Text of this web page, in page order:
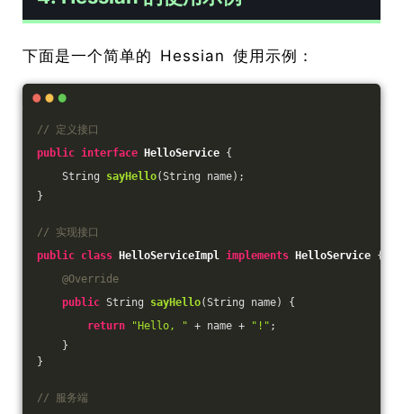
下面是一个简单的 Hessian 使用示例：
// 定义接口
public interface HelloService {
String sayHello(String name) ;
}
// 实现接口
public class HelloServiceImpl implements HelloService {
@Override
public String sayHello(String name)
{
return
"Hello, " + name + "!" ;
}
}
// 服务端